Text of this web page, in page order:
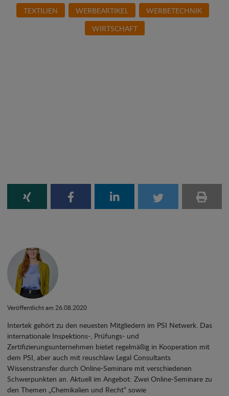
TEXTILIEN WERBEARTIKEL
WERBETECHNIK
WIRTSCHAFT
Veröffentlicht am 26.08.2020
Intertek gehört zu den neuesten Mitgliedern im PSI Netwerk. Das
internationale Inspektions-, Prüfungs- und
Zertifizierungsunternehmen bietet regelmäßig in Kooperation mit
dem PSI, aber auch mit reuschlaw Legal Consultants
Wissenstransfer durch Online-Seminare mit verschiedenen
Schwerpunkten an. Aktuell im Angebot: Zwei Online-Seminare zu
den Themen „Chemikalien und Recht“ sowie